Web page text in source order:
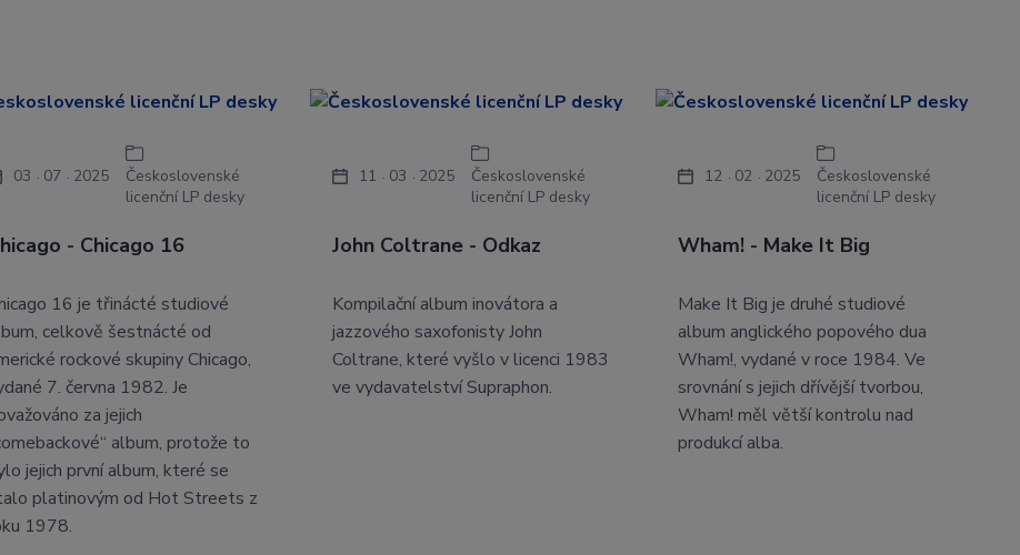
- Chicago 16
03 07 2025
Československé
licenční LP desky
16 je třinácté studiové
celkově šestnácté od
rockové skupiny Chicago,
7. června 1982. Je
za jejich
album, protože to
jejich první album, které se
platinovým od Hot Streets z
1978.
John Coltrane - Odkaz
11 03 2025
Československé
licenční LP desky
Kompilační album inovátora a
jazzového saxofonisty John
Coltrane, které vyšlo v licenci 1983
ve vydavatelství Supraphon.
Wham! - Make It Big
12 02 2025
Československé
licenční LP desky
Make It Big je druhé studiové
album anglického popového dua
Wham!, vydané v roce 1984. Ve
srovnání s jejich dřívější tvorbou,
Wham! měl větší kontrolu nad
produkcí alba.